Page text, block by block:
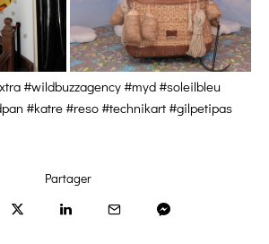
#wildbuzzagency #myd #soleilbleu
#katre #reso #technikart #gilpetipas
Partager